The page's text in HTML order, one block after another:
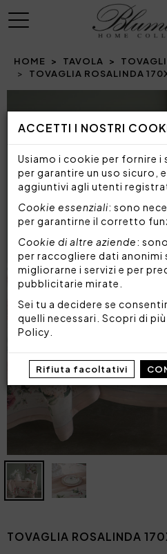
ACCETTI I NOSTRI
Usiamo i cookie per fornire i
per garantire un uso sicuro,
aggiuntivi agli utenti
Cookie essenziali: sono
per garantirne il corretto
Cookie di altre aziende:
per raccogliere dati anonimi
migliorarne i servizi e per
pubblicitarie mirate.
Sei tu a decidere se
quelli necessari. Scopri di
Policy
Rifiuta facoltativi
MENU
HOME TAVOLA
TOVAGLIA ROSALINDA
Prev
TOVAGLIA ROSALINDA